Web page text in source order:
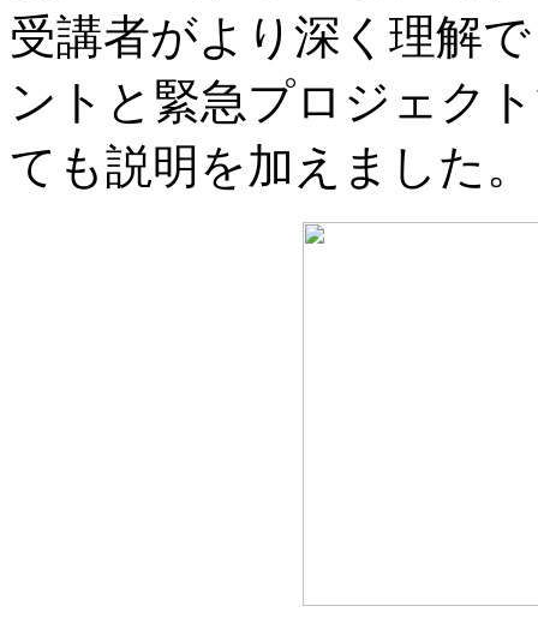
受講者がより深く理解
ントと緊急プロジェク
ても説明を加えました。